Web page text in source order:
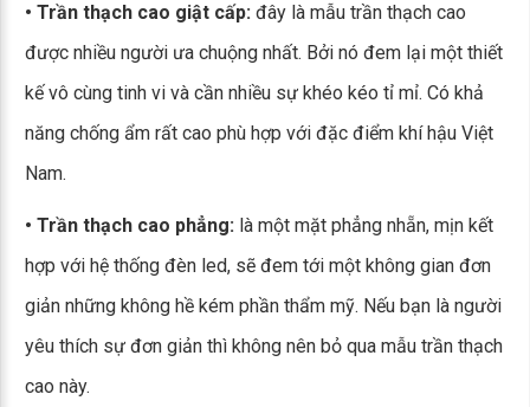
• Trần thạch cao giật cấp: đây là mẫu trần thạch cao
được nhiều người ưa chuộng nhất. Bởi nó đem lại một thiết
kế vô cùng tinh vi và cần nhiều sự khéo kéo tỉ mỉ. Có khả
năng chống ẩm rất cao phù hợp với đặc điểm khí hậu Việt
Nam.
• Trần thạch cao phẳng: là một mặt phẳng nhẵn, mịn kết
hợp với hệ thống đèn led, sẽ đem tới một không gian đơn
giản những không hề kém phần thẩm mỹ. Nếu bạn là người
yêu thích sự đơn giản thì không nên bỏ qua mẫu trần thạch
cao này.